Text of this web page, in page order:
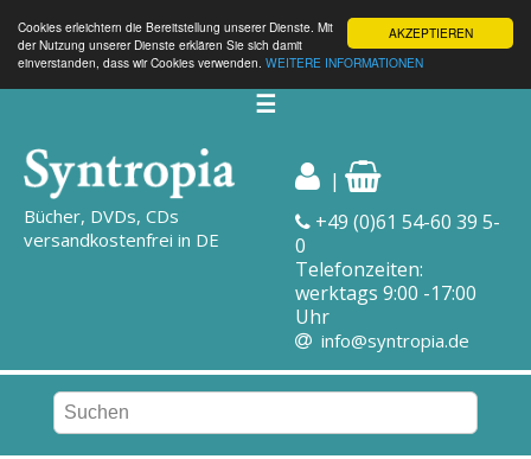
AKZEPTIEREN
Cookies erleichtern die Bereitstellung unserer Dienste. Mit
der Nutzung unserer Dienste erklären Sie sich damit
einverstanden, dass wir Cookies verwenden. WEITERE INFORMATIONEN
☰
Bücher, DVDs, CDs
versandkostenfrei in DE
|
+49 (0)61 54-60 39 5-
0
Telefonzeiten:
werktags 9:00 -17:00
Uhr
info@syntropia.de